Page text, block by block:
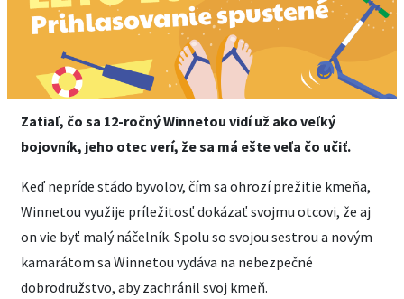
Zatiaľ, čo sa 12-ročný Winnetou vidí už ako veľký
bojovník, jeho otec verí, že sa má ešte veľa čo učiť.
Keď nepríde stádo byvolov, čím sa ohrozí prežitie kmeňa,
Winnetou využije príležitosť dokázať svojmu otcovi, že aj
on vie byť malý náčelník. Spolu so svojou sestrou a novým
kamarátom sa Winnetou vydáva na nebezpečné
dobrodružstvo, aby zachránil svoj kmeň.